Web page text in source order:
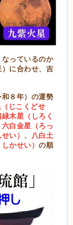
っているのか
に合わせ、吉
８年）の運勢
じこくどせ
緑木星（しろく
六白金星（ろっ
い） 、
八白土
しかせい）の順